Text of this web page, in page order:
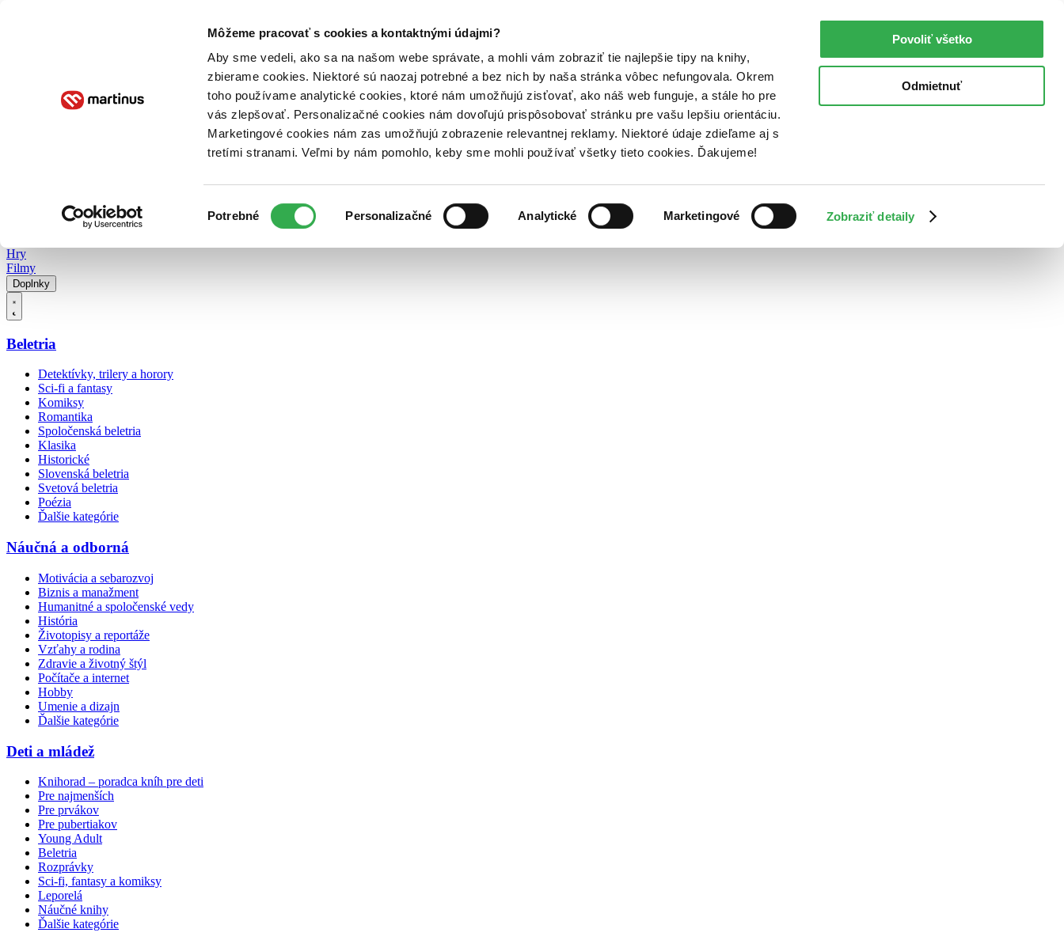
Môžeme pracovať s cookies a kontaktnými údajmi?
Aby sme vedeli, ako sa na našom webe správate, a mohli vám zobraziť tie najlepšie tipy na knihy,
zbierame cookies. Niektoré sú naozaj potrebné a bez nich by naša stránka vôbec nefungovala. Okrem
toho používame analytické cookies, ktoré nám umožňujú zisťovať, ako náš web funguje, a stále ho pre
vás zlepšovať. Personalizačné cookies nám dovoľujú prispôsobovať stránku pre vašu lepšiu orientáciu.
Marketingové cookies nám zas umožňujú zobrazenie relevantnej reklamy. Niektoré údaje zdieľame aj s
tretími stranami. Veľmi by nám pomohlo, keby sme mohli používať všetky tieto cookies. Ďakujeme!
súhlasu
Potrebné Personalizačné Analytické Marketingové Zobraziť detaily
Povoliť všetko
Odmietnuť
Poukážky Kontakt
Hry
Filmy
Doplnky
Beletria
Detektívky, trilery a horory
Sci-fi a fantasy
Komiksy
Romantika
Spoločenská beletria
Klasika
Historické
Slovenská beletria
Svetová beletria
Poézia
Ďalšie kategórie
Náučná a odborná
Motivácia a sebarozvoj
Biznis a manažment
Humanitné a spoločenské vedy
História
Životopisy a reportáže
Vzťahy a rodina
Zdravie a životný štýl
Počítače a internet
Hobby
Umenie a dizajn
Ďalšie kategórie
Deti a mládež
Knihorad – poradca kníh pre deti
Pre najmenších
Pre prvákov
Pre pubertiakov
Young Adult
Beletria
Rozprávky
Sci-fi, fantasy a komiksy
Leporelá
Náučné knihy
Ďalšie kategórie